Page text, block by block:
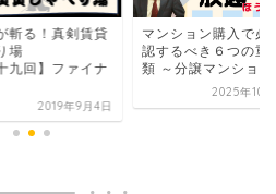
斬る！真剣賃貸
場
九回】ファイナ
2019年9月4日
マンション購入で必
認するべき６つの重
類 ～分譲マンショ
2025年10